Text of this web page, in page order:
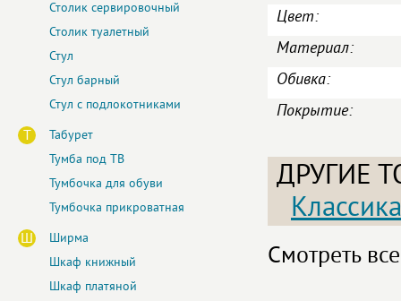
Столик сервировочный
Столик туалетный
Стул
Стул барный
Стул с подлокотниками
Т
Табурет
Тумба под ТВ
Тумбочка для обуви
Тумбочка прикроватная
Ш
Ширма
Шкаф книжный
Шкаф платяной
Цвет:
Материал:
Обивка:
Покрытие:
ДРУГИЕ
Классика
Смотреть